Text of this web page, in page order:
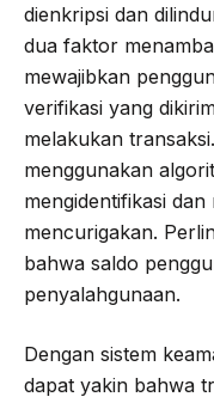
dienkripsi dan
dua faktor
mewajibkan
verifikasi yang
melakukan
menggunakan
mengidentifikasi
mencurigakan.
bahwa saldo
penyalahgunaan.
Dengan sistem
dapat yakin bahwa